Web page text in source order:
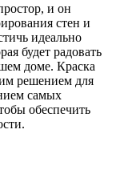
и он
стен и
идеально
будет радовать
доме. Краска
решением для
самых
обеспечить